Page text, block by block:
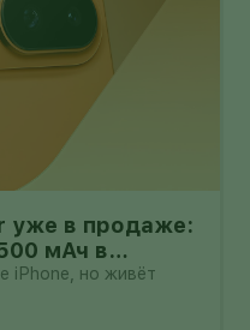
уже в продаже:
мАч в
6,1 мм?
iPhone, но живёт